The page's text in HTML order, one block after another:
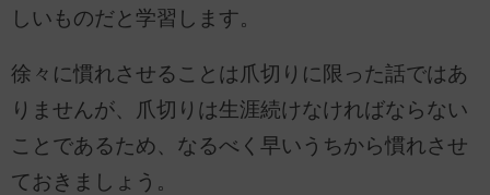
しいものだと学習します。
徐々に慣れさせることは爪切りに限った話ではあ
りませんが、爪切りは生涯続けなければならない
ことであるため、なるべく早いうちから慣れさせ
ておきましょう。